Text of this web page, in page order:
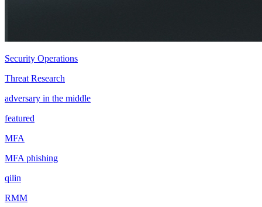
Security Operations
Threat Research
adversary in the middle
featured
MFA
MFA phishing
qilin
RMM